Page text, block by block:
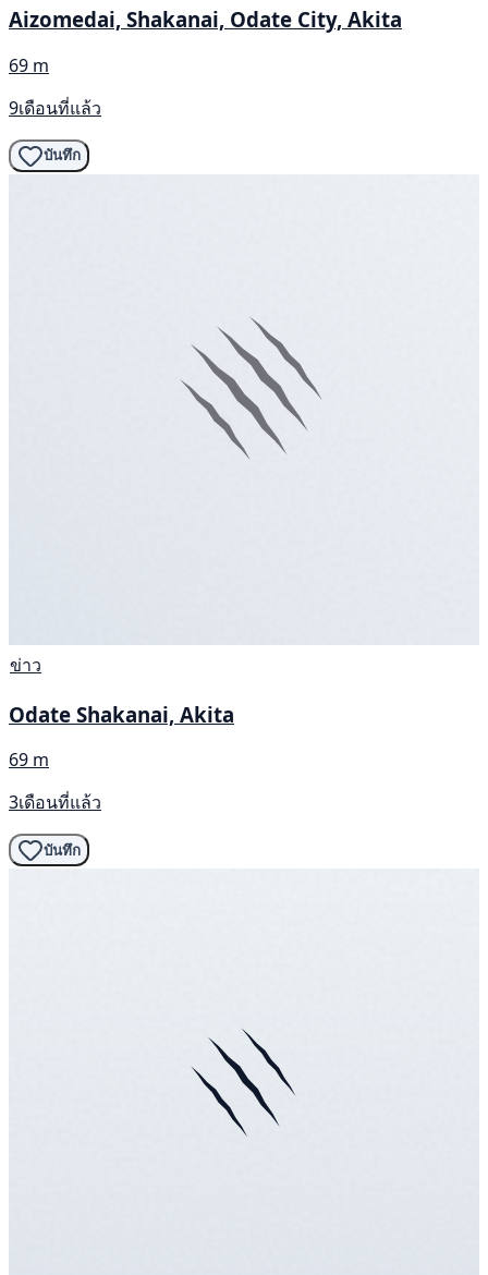
Aizomedai, Shakanai, Odate City, Akita
69 m
9เดือนที่แล้ว
บันทึก
ข่าว
Odate Shakanai, Akita
69 m
3เดือนที่แล้ว
บันทึก